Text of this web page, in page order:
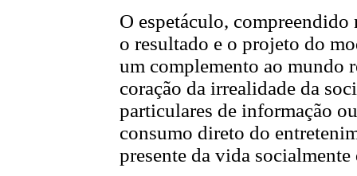
O espetáculo, compreendido
o resultado e o projeto do
um complemento ao mundo
coração da irrealidade da
particulares de informação
consumo direto do
presente da vida